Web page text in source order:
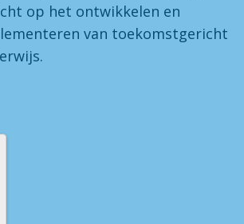
op het ontwikkelen en
van toekomstgericht